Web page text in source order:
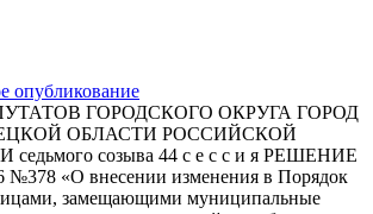
опубликование
ГОРОДСКОГО ОКРУГА ГОРОД
ОБЛАСТИ РОССИЙСКОЙ
созыва 44 с е с с и я РЕШЕНИЕ
№378 «О внесении изменения в Порядок
замещающими муниципальные